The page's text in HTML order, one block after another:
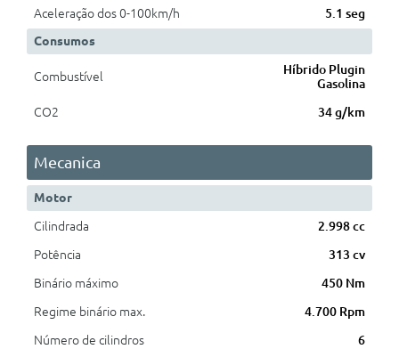
Aceleração dos 0-100km/h
5.1 seg
Consumos
Combustível
Híbrido Plugin
Gasolina
CO2
34 g/km
Mecanica
Motor
Cilindrada
2.998 cc
Potência
313 cv
Binário máximo
450 Nm
Regime binário max.
4.700 Rpm
Número de cilindros
6